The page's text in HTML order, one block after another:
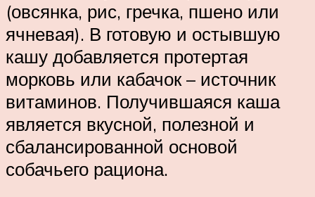
(овсянка, рис, гречка, пшено или
ячневая). В готовую и остывшую
кашу добавляется протертая
морковь или кабачок – источник
витаминов. Получившаяся каша
является вкусной, полезной и
сбалансированной основой
собачьего рациона.